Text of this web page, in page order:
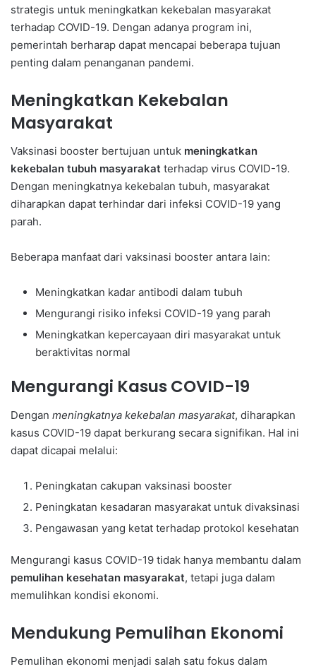
strategis untuk meningkatkan kekebalan masyarakat
terhadap COVID-19. Dengan adanya program ini,
pemerintah berharap dapat mencapai beberapa tujuan
penting dalam penanganan pandemi.
Meningkatkan Kekebalan
Masyarakat
Vaksinasi booster bertujuan untuk meningkatkan
kekebalan tubuh masyarakat terhadap virus COVID-19.
Dengan meningkatnya kekebalan tubuh, masyarakat
diharapkan dapat terhindar dari infeksi COVID-19 yang
parah.
Beberapa manfaat dari vaksinasi booster antara lain:
Meningkatkan kadar antibodi dalam tubuh
Mengurangi risiko infeksi COVID-19 yang parah
Meningkatkan kepercayaan diri masyarakat untuk
beraktivitas normal
Mengurangi Kasus COVID-19
Dengan meningkatnya kekebalan masyarakat, diharapkan
kasus COVID-19 dapat berkurang secara signifikan. Hal ini
dapat dicapai melalui:
Peningkatan cakupan vaksinasi booster
Peningkatan kesadaran masyarakat untuk divaksinasi
Pengawasan yang ketat terhadap protokol kesehatan
Mengurangi kasus COVID-19 tidak hanya membantu dalam
pemulihan kesehatan masyarakat, tetapi juga dalam
memulihkan kondisi ekonomi.
Mendukung Pemulihan Ekonomi
Pemulihan ekonomi menjadi salah satu fokus dalam